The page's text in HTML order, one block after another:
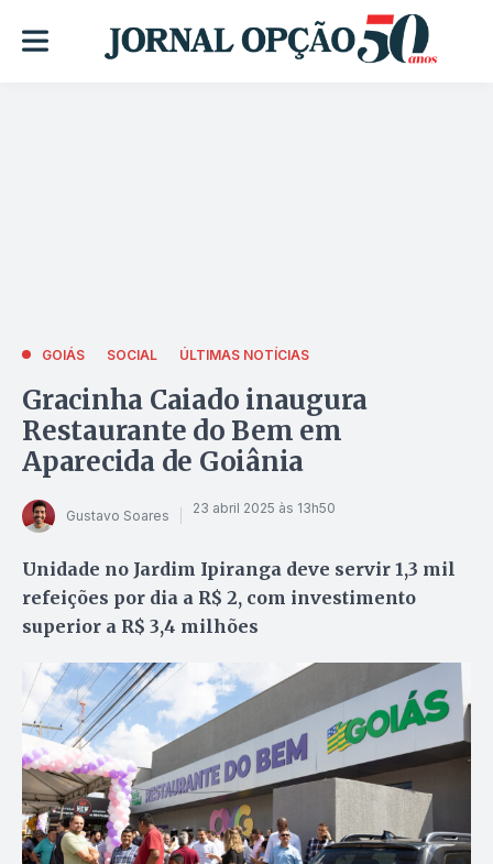
GOIÁS SOCIAL ÚLTIMAS NOTÍCIAS
Gracinha Caiado inaugura
Restaurante do Bem em
Aparecida de Goiânia
Gustavo Soares 23 abril 2025 às 13h50
Unidade no Jardim Ipiranga deve servir 1,3 mil
refeições por dia a R$ 2, com investimento
superior a R$ 3,4 milhões